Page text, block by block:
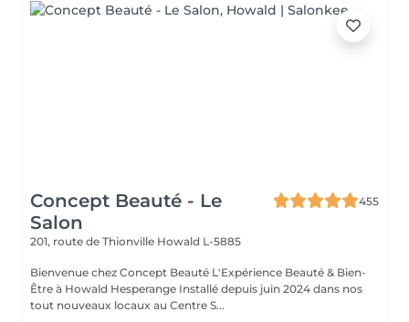
Concept Beauté - Le
Salon
455
201, route de Thionville Howald L-5885
Bienvenue chez Concept Beauté L'Expérience Beauté & Bien-
Être à Howald Hesperange Installé depuis juin 2024 dans nos
tout nouveaux locaux au Centre S...